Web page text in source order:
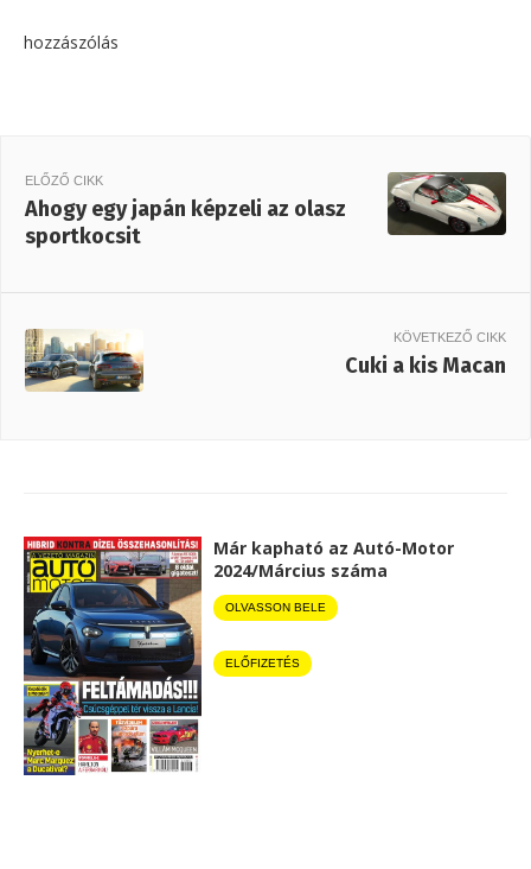
hozzászólás
ELŐZŐ CIKK
Ahogy egy japán képzeli az olasz
sportkocsit
KÖVETKEZŐ CIKK
Cuki a kis Macan
Már kapható az Autó-Motor
2024/Március száma
OLVASSON BELE
ELŐFIZETÉS